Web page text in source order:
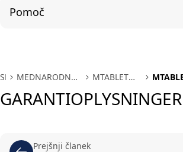
Pomoč
SL
MEDNARODNA
MTABLET
GARANTIOPLYSNINGER
Prejšnji članek